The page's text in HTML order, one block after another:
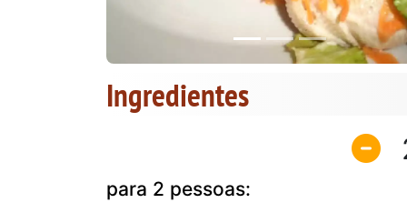
Ingredientes
para 2 pessoas: